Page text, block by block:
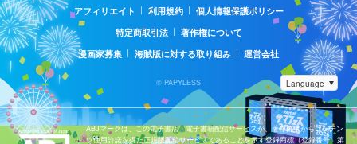
アフィリエイト
利用規約
個人情報保護ポリシー
特定商取引法
著作権について
漫画家募集
海賊版に対する取り組み 運営会社
© PAPYLESS
ABJマークは、この電子書店・電子書籍配信サービスが、著作権者からコンテン
ツ使用許諾を得た正規版配信サービスであることを示す登録商標（登録番号 第